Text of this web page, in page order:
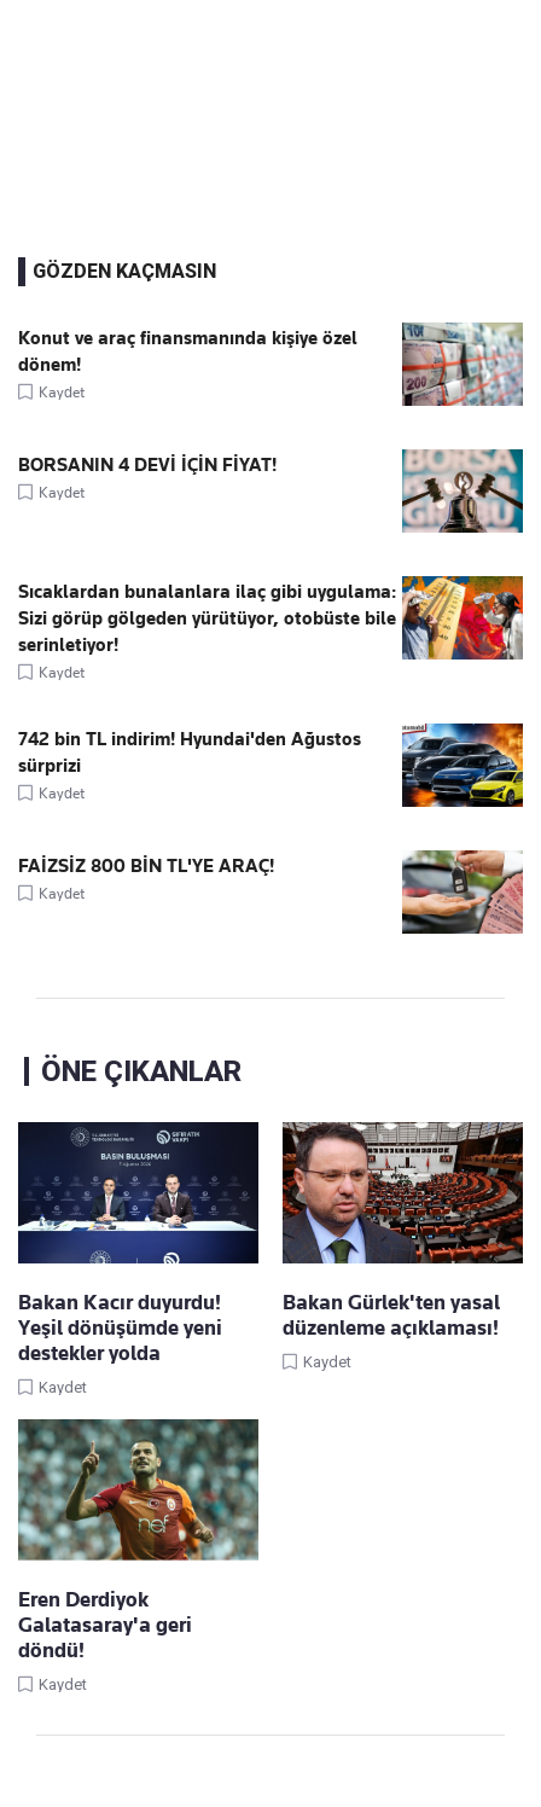
GÖZDEN KAÇMASIN
Konut ve araç finansmanında kişiye özel
dönem!
Kaydet
BORSANIN 4 DEVİ İÇİN FİYAT!
Kaydet
Sıcaklardan bunalanlara ilaç gibi uygulama:
Sizi görüp gölgeden yürütüyor, otobüste bile
serinletiyor!
Kaydet
742 bin TL indirim! Hyundai'den Ağustos
sürprizi
Kaydet
FAİZSİZ 800 BİN TL'YE ARAÇ!
Kaydet
ÖNE ÇIKANLAR
Bakan Kacır duyurdu!
Yeşil dönüşümde yeni
destekler yolda
Kaydet
Bakan Gürlek'ten yasal
düzenleme açıklaması!
Kaydet
Eren Derdiyok
Galatasaray'a geri
döndü!
Kaydet